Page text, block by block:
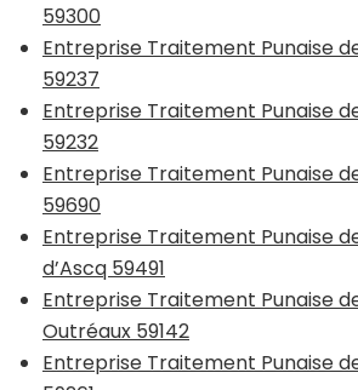
59300
Entreprise Traitement Punaise
59237
Entreprise Traitement Punaise
59232
Entreprise Traitement Punaise
59690
Entreprise Traitement Punaise
d’Ascq 59491
Entreprise Traitement Punaise
Outréaux 59142
Entreprise Traitement Punaise